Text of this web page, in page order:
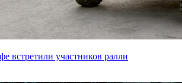
встретили участников ралли